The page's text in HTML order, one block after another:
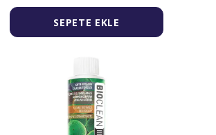
SEPETE EKLE